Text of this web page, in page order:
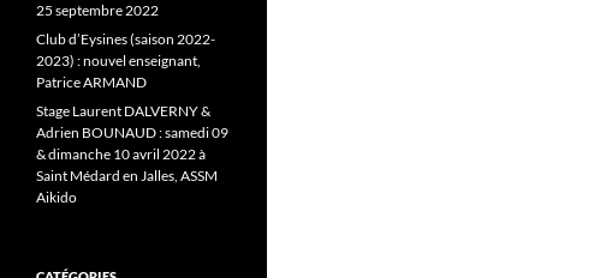
25 septembre 2022
Club d’Eysines (saison 2022-
2023) : nouvel enseignant,
Patrice ARMAND
Stage Laurent DALVERNY &
Adrien BOUNAUD : samedi 09
& dimanche 10 avril 2022 à
Saint Médard en Jalles, ASSM
Aikido